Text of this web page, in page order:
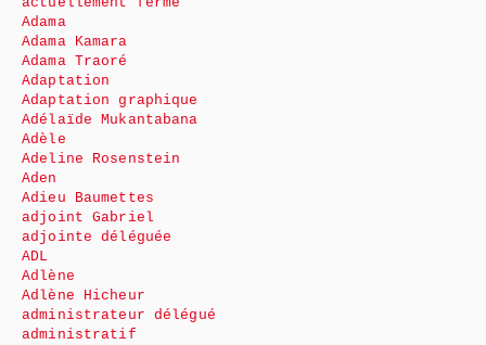
Adama
Adama Kamara
Adama Traoré
Adaptation
Adaptation graphique
Adélaïde Mukantabana
Adèle
Adeline Rosenstein
Aden
Adieu Baumettes
adjoint Gabriel
adjointe déléguée
ADL
Adlène
Adlène Hicheur
administrateur délégué
administratif